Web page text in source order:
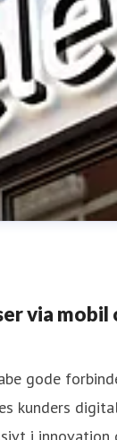
via mobil
gode
kunders
i innovation